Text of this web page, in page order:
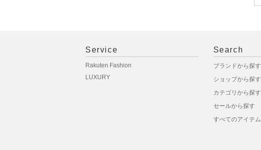
Service
Rakuten Fashion
LUXURY
Search
ブランドから探す
ショップから探す
カテゴリから探す
セールから探す
すべてのアイテム